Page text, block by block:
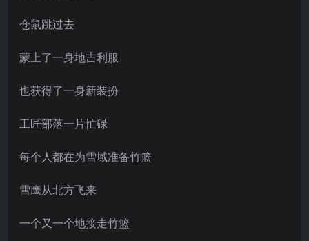
仓鼠跳过去
蒙上了一身地吉利服
也获得了一身新装扮
工匠部落一片忙碌
每个人都在为雪域准备竹篮
雪鹰从北方飞来
一个又一个地接走竹篮